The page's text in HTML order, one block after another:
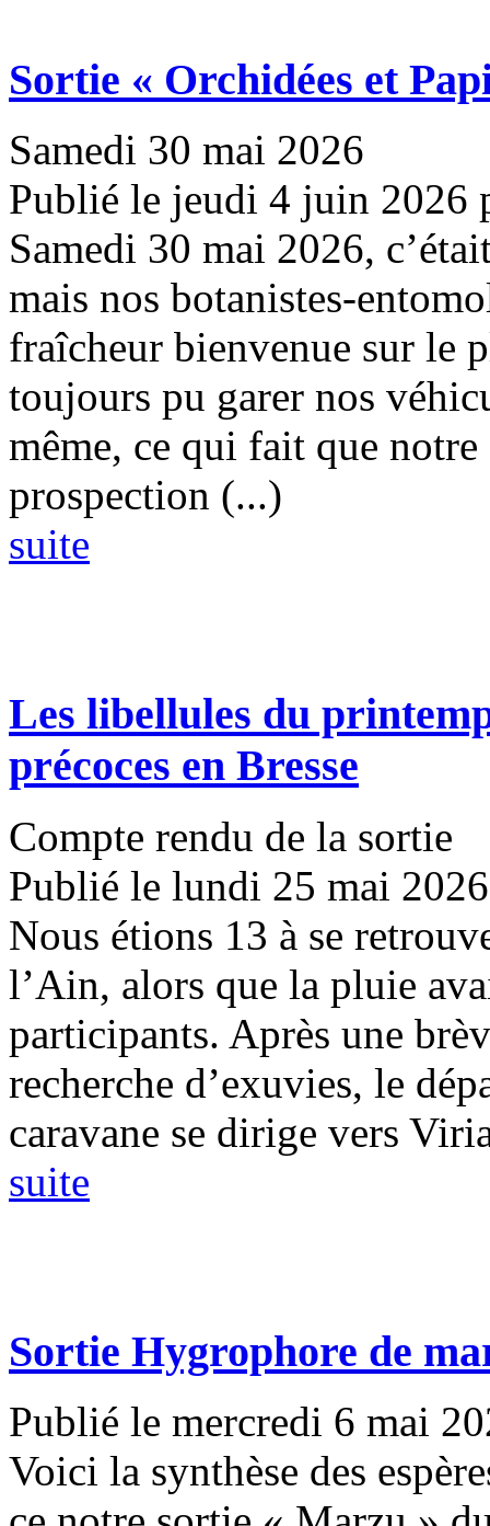
Sortie « Orchidées et
Samedi 30 mai 2026
Publié le jeudi 4 juin 2026
Samedi 30 mai 2026,
mais nos botanistes-
fraîcheur bienvenue sur le
toujours pu garer nos
même, ce qui fait que
prospection (...)
suite
Les libellules du
précoces en Bresse
Compte rendu de la sortie
Publié le lundi 25 mai 2026
Nous étions 13 à se
l’Ain, alors que la pluie
participants. Après une
recherche d’exuvies, le
caravane se dirige vers
suite
Sortie Hygrophore de
Publié le mercredi 6 mai
Voici la synthèse des